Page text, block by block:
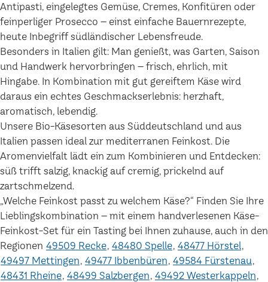
Antipasti, eingelegtes Gemüse, Cremes, Konfitüren oder
feinperliger Prosecco – einst einfache Bauernrezepte,
heute Inbegriff südländischer Lebensfreude.
Besonders in Italien gilt: Man genießt, was Garten, Saison
und Handwerk hervorbringen – frisch, ehrlich, mit
Hingabe. In Kombination mit gut gereiftem Käse wird
daraus ein echtes Geschmackserlebnis: herzhaft,
aromatisch, lebendig.
Unsere Bio-Käsesorten aus Süddeutschland und aus
Italien passen ideal zur mediterranen Feinkost. Die
Aromenvielfalt lädt ein zum Kombinieren und Entdecken:
süß trifft salzig, knackig auf cremig, prickelnd auf
zartschmelzend.
„Welche Feinkost passt zu welchem Käse?“ Finden Sie Ihre
Lieblingskombination – mit einem handverlesenen Käse-
Feinkost-Set für ein Tasting bei Ihnen zuhause, auch in den
Regionen 49509 Recke 48480 Spelle 48477 Hörstel
49497 Mettingen 49477 Ibbenbüren 49584 Fürstenau
48431 Rheine 48499 Salzbergen 49492 Westerkappeln